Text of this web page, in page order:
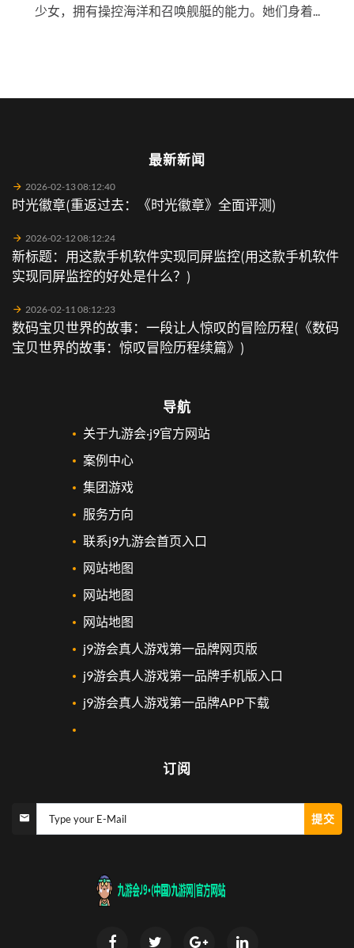
少女，拥有操控海洋和召唤舰艇的能力。她们身着...
最新新闻
2026-02-13 08:12:40
时光徽章(重返过去：《时光徽章》全面评测)
2026-02-12 08:12:24
新标题：用这款手机软件实现同屏监控(用这款手机软件
实现同屏监控的好处是什么？)
2026-02-11 08:12:23
数码宝贝世界的故事：一段让人惊叹的冒险历程(《数码
宝贝世界的故事：惊叹冒险历程续篇》)
导航
关于九游会·j9官方网站
案例中心
集团游戏
服务方向
联系j9九游会首页入口
网站地图
网站地图
网站地图
j9游会真人游戏第一品牌网页版
j9游会真人游戏第一品牌手机版入口
j9游会真人游戏第一品牌APP下载
订阅
Type your E-Mail 提交